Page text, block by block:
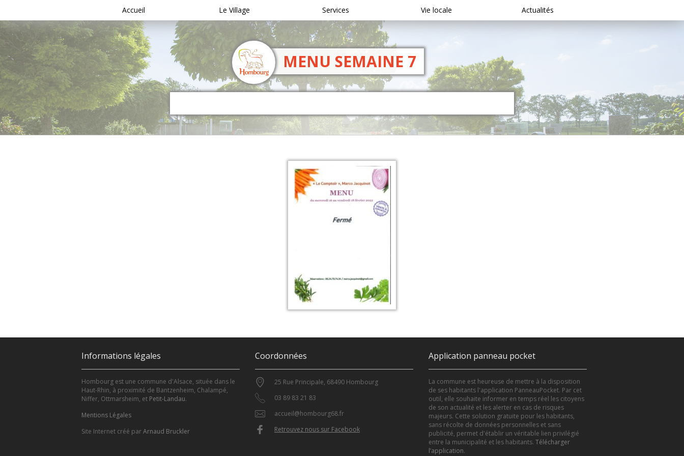
Accueil Le Village Services Vie locale Actualités
MENU SEMAINE 7
Informations légales
Hombourg est une commune d'Alsace, située dans le
Haut-Rhin, à proximité de Bantzenheim, Chalampé,
Niffer, Ottmarsheim, et Petit-Landau.
Mentions Légales
Site Internet créé parArnaud Bruckler
Coordonnées
25 Rue Principale, 68490 Hombourg
03 89 83 21 83
accueil@hombourg68.fr
Retrouvez nous sur Facebook
Application panneau pocket
La commune est heureuse de mettre à la disposition
de ses habitants l'application PanneauPocket. Par cet
outil, elle souhaite informer en temps réel les citoyens
de son actualité et les alerter en cas de risques
majeurs. Cette solution gratuite pour les habitants,
sans récolte de données personnelles et sans
publicité, permet d'établir un véritable lien privilégié
entre la municipalité et les habitants. Télécharger
l’application.